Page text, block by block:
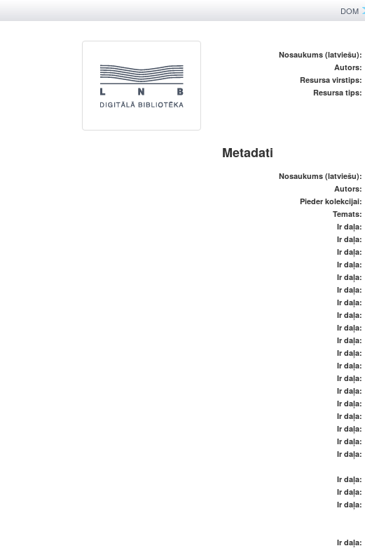
DOM
Nosaukums (latviešu):
Autors:
Resursa virstips:
Resursa tips:
Metadati
Nosaukums (latviešu):
Autors:
Pieder kolekcijai:
Temats:
Ir daļa:
Ir daļa:
Ir daļa:
Ir daļa:
Ir daļa:
Ir daļa:
Ir daļa:
Ir daļa:
Ir daļa:
Ir daļa:
Ir daļa:
Ir daļa:
Ir daļa:
Ir daļa:
Ir daļa:
Ir daļa:
Ir daļa:
Ir daļa:
Ir daļa:
Ir daļa:
Ir daļa:
Ir daļa:
Ir daļa: